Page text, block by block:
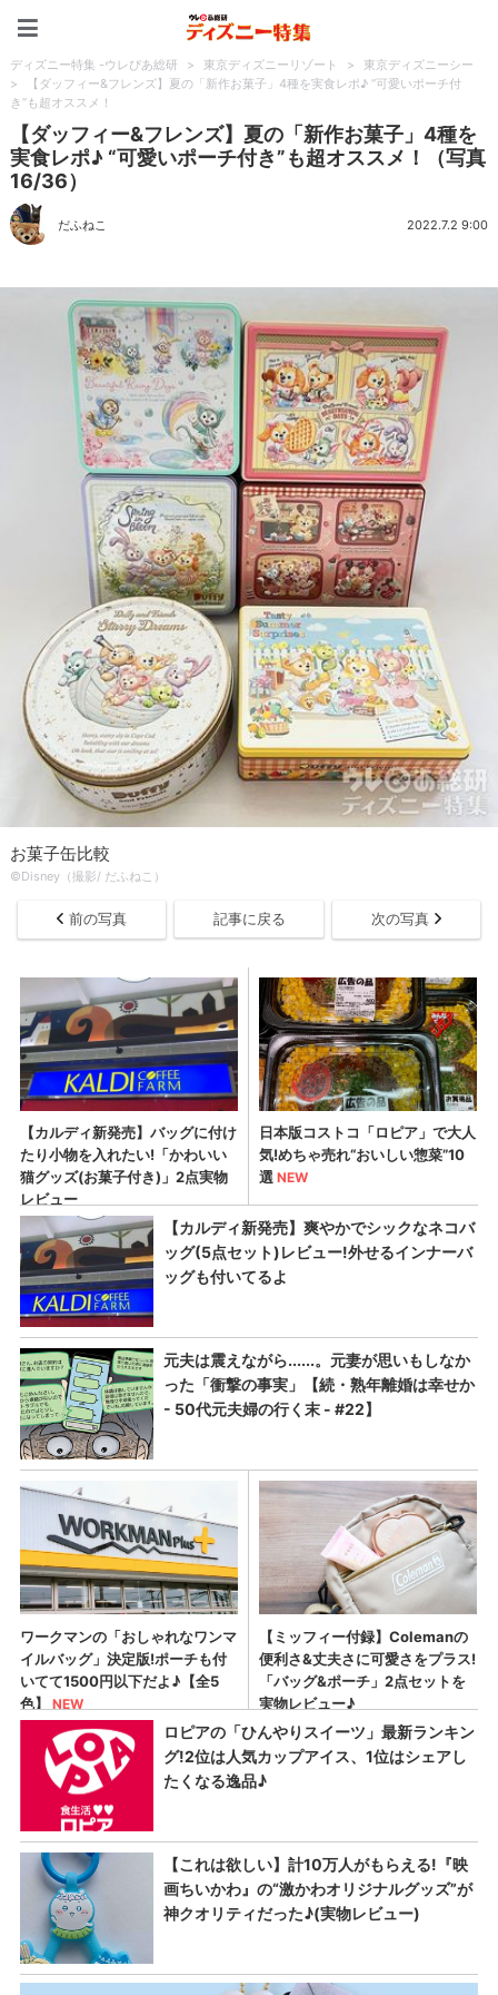
ディズニー特集 -ウレぴあ総研 > 東京ディズニーリゾート >
東京ディズニーシー
>
【ダッフィー&フレンズ】夏の「新作お菓子」4種を実食レポ♪ “可愛いポーチ付
き”も超オススメ！
【ダッフィー&フレンズ】夏の「新作お菓子」4種を
実食レポ♪ “可愛いポーチ付き”も超オススメ！（写真
16/36）
だふねこ 2022.7.2 9:00
お菓子缶比較
©Disney（撮影/ だふねこ）
前の写真 記事に戻る 次の写真